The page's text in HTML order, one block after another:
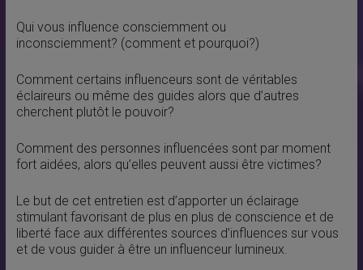
Qui vous influence consciemment ou
inconsciemment? (comment et pourquoi?)
Comment certains influenceurs sont de véritables
éclaireurs ou même des guides alors que d’autres
cherchent plutôt le pouvoir?
Comment des personnes influencées sont par moment
fort aidées, alors qu’elles peuvent aussi être victimes?
Le but de cet entretien est d’apporter un éclairage
stimulant favorisant de plus en plus de conscience et de
liberté face aux différentes sources d’influences sur vous
et de vous guider à être un influenceur lumineux.